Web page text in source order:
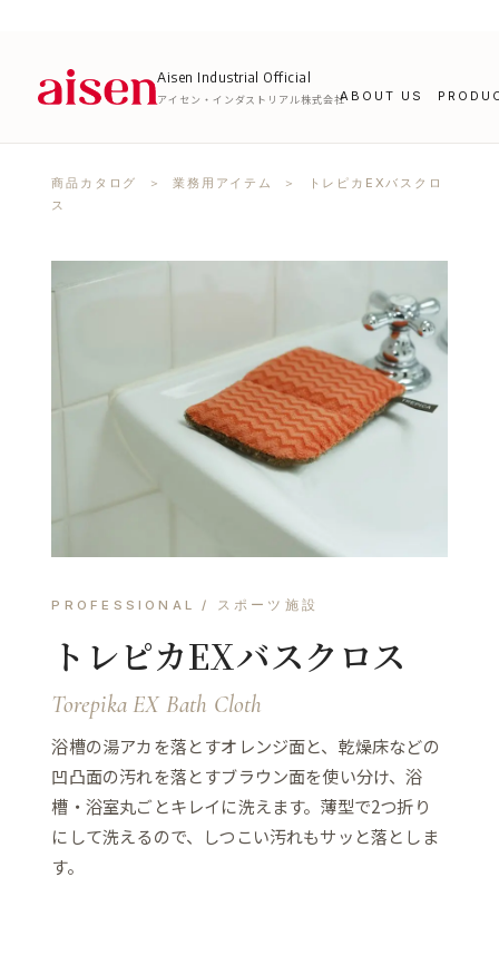
Aisen Industrial Official
アイセン・インダストリアル株式会社ABOUT US
商品カタログ ＞業務用アイテム
＞ トレピカEXバスクロ
ス
PROFESSIONAL / スポーツ施設
トレピカEXバスクロス
Torepika EX Bath Cloth
浴槽の湯アカを落とすオレンジ面と、乾燥床などの
凹凸面の汚れを落とすブラウン面を使い分け、浴
槽・浴室丸ごとキレイに洗えます。薄型で2つ折り
にして洗えるので、しつこい汚れもサッと落としま
す。